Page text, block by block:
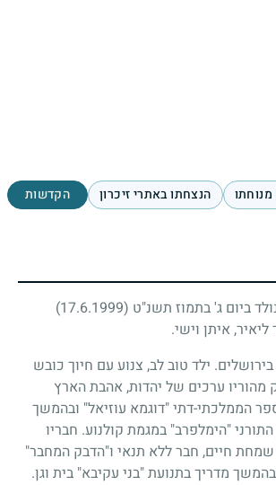
הנצחתו באתרי זיכרון הקדשות
ביום ג' בתמוז תשנ"ט (17.6.1999)
איתן וישי.
ילד טוב לב, צנוע עם חיוך כובש
מהוריו ערכים של יהדות, אהבת הארץ
הממלכתי-דתי "דוגמא עוזיאל" ובהמשך
"הימלפרב" במגמת קולנוע. חבריו
חיים, חבר ללא תנאי ו"הדבק המחבר"
מדריך בתנועת "בני עקיבא" בית וגן.